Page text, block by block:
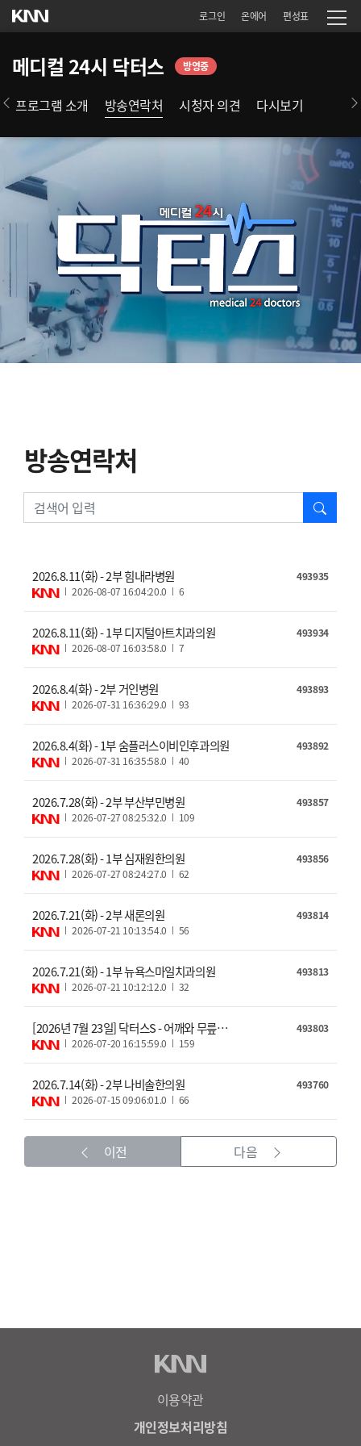
로그인 온에어 편성표
메디컬 24시 닥터스 방영중
프로그램 소개 방송연락처 시청자 의견 다시보기
방송연락처
검색
493935
2026.8.11(화) - 2부 힘내라병원
2026-08-07 16:04:20.0 6
493934
2026.8.11(화) - 1부 디지털아트치과의원
2026-08-07 16:03:58.0 7
493893
2026.8.4(화) - 2부 거인병원
2026-07-31 16:36:29.0 93
493892
2026.8.4(화) - 1부 숨플러스이비인후과의원
2026-07-31 16:35:58.0 40
493857
2026.7.28(화) - 2부 부산부민병원
2026-07-27 08:25:32.0 109
493856
2026.7.28(화) - 1부 심재원한의원
2026-07-27 08:24:27.0 62
493814
2026.7.21(화) - 2부 새론의원
2026-07-21 10:13:54.0 56
493813
2026.7.21(화) - 1부 뉴욕스마일치과의원
2026-07-21 10:12:12.0 32
493803
[2026년 7월 23일] 닥터스S - 어깨와 무릎
통증, 참을수록 무너진다
2026-07-20 16:15:59.0 159
493760
2026.7.14(화) - 2부 나비솔한의원
2026-07-15 09:06:01.0 66
이전 다음
이용약관
개인정보처리방침